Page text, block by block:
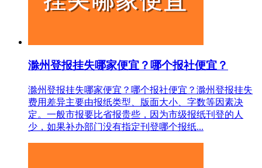
滁州登报挂失哪家便宜？哪个报社便宜？
滁州登报挂失哪家便宜？哪个报社便宜？滁州登报挂失
费用差异主要由报纸类型、版面大小、字数等因素决
定。一般市报要比省报贵些，因为市级报纸刊登的人
少，如果补办部门没有指定刊登哪个报纸...